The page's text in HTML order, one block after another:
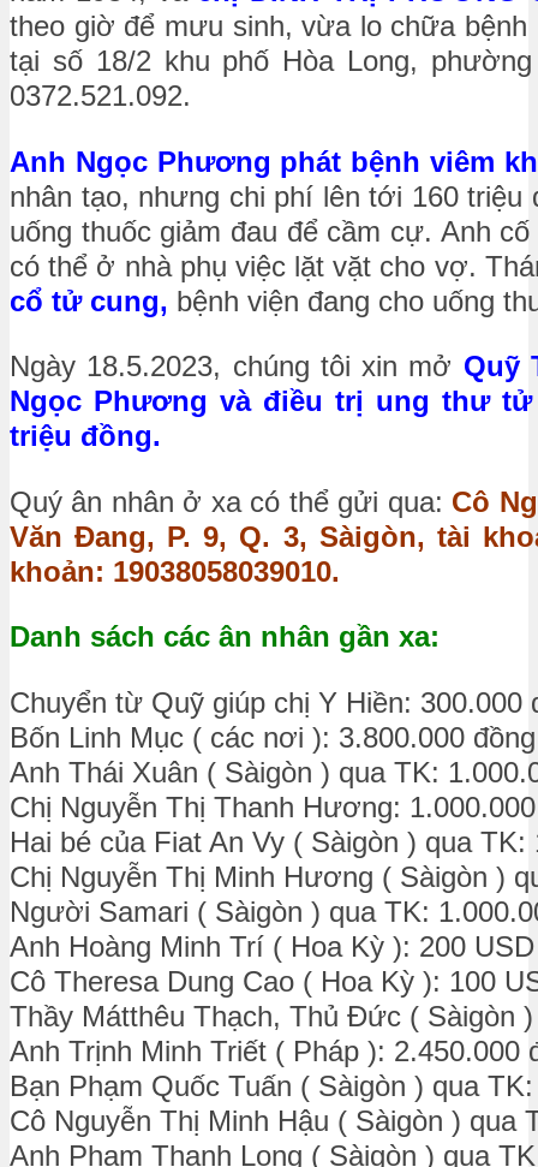
theo giờ để mưu sinh, vừa lo chữa
tại số 18/2 khu phố Hòa Long,
0372.521.092.
Anh Ngọc Phương phát bệnh viêm
nhân tạo, nhưng chi phí lên tới 160 triệu
uống thuốc giảm đau để cầm cự. Anh
có thể ở nhà phụ việc lặt vặt cho vợ.
cổ tử cung, bệnh viện đang cho uống
Ngày 18.5.2023, chúng tôi xin mở Quỹ
Ngọc Phương và điều trị ung thư
triệu đồng.
Quý ân nhân ở xa có thể gửi qua: Cô
Văn Đang, P. 9, Q. 3, Sàigòn, tài
khoản: 19038058039010.
Danh sách các ân nhân gần xa:
Chuyển từ Quỹ giúp chị Y Hiền: 300.000
Bốn Linh Mục ( các nơi ): 3.800.000 đồng
Anh Thái Xuân ( Sàigòn ) qua TK:
Chị Nguyễn Thị Thanh Hương:
Hai bé của Fiat An Vy ( Sàigòn ) qua TK:
Chị Nguyễn Thị Minh Hương ( Sàigòn )
Người Samari ( Sàigòn ) qua TK:
Anh Hoàng Minh Trí ( Hoa Kỳ ): 200 USD
Cô Theresa Dung Cao ( Hoa Kỳ ): 100
Thầy Mátthêu Thạch, Thủ Đức ( Sàigòn
Anh Trịnh Minh Triết ( Pháp ): 2.450.000
Bạn Phạm Quốc Tuấn ( Sàigòn ) qua
Cô Nguyễn Thị Minh Hậu ( Sàigòn ) qua
Anh Phạm Thanh Long ( Sàigòn ) qua